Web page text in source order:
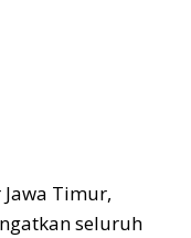
Timur,
seluruh